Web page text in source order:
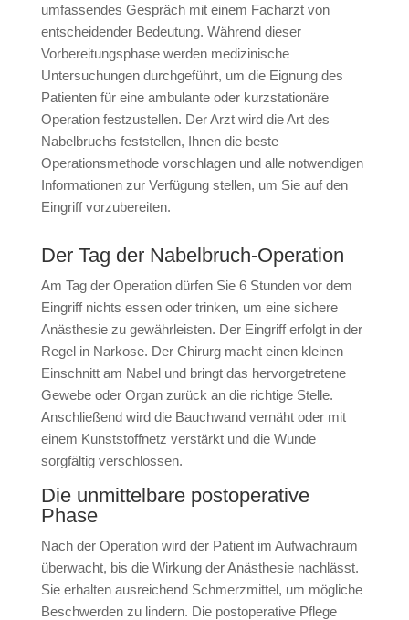
umfassendes Gespräch mit einem Facharzt von
entscheidender Bedeutung. Während dieser
Vorbereitungsphase werden medizinische
Untersuchungen durchgeführt, um die Eignung des
Patienten für eine ambulante oder kurzstationäre
Operation festzustellen. Der Arzt wird die Art des
Nabelbruchs feststellen, Ihnen die beste
Operationsmethode vorschlagen und alle notwendigen
Informationen zur Verfügung stellen, um Sie auf den
Eingriff vorzubereiten.
Der Tag der Nabelbruch-Operation
Am Tag der Operation dürfen Sie 6 Stunden vor dem
Eingriff nichts essen oder trinken, um eine sichere
Anästhesie zu gewährleisten. Der Eingriff erfolgt in der
Regel in Narkose. Der Chirurg macht einen kleinen
Einschnitt am Nabel und bringt das hervorgetretene
Gewebe oder Organ zurück an die richtige Stelle.
Anschließend wird die Bauchwand vernäht oder mit
einem Kunststoffnetz verstärkt und die Wunde
sorgfältig verschlossen.
Die unmittelbare postoperative
Phase
Nach der Operation wird der Patient im Aufwachraum
überwacht, bis die Wirkung der Anästhesie nachlässt.
Sie erhalten ausreichend Schmerzmittel, um mögliche
Beschwerden zu lindern. Die postoperative Pflege